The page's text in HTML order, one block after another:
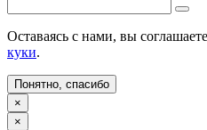
Оставаясь с нами, вы
куки.
Понятно, спасибо
×
×